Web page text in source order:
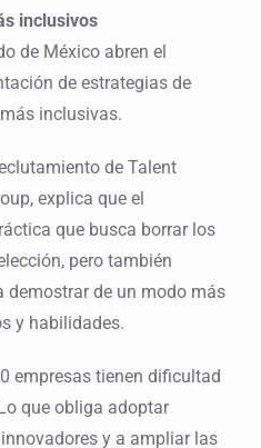
inclusivos
de México abren el
de estrategias de
inclusivas.
de Talent
explica que el
que busca borrar los
pero también
de un modo más
y habilidades.
empresas tienen dificultad
que obliga adoptar
y a ampliar las